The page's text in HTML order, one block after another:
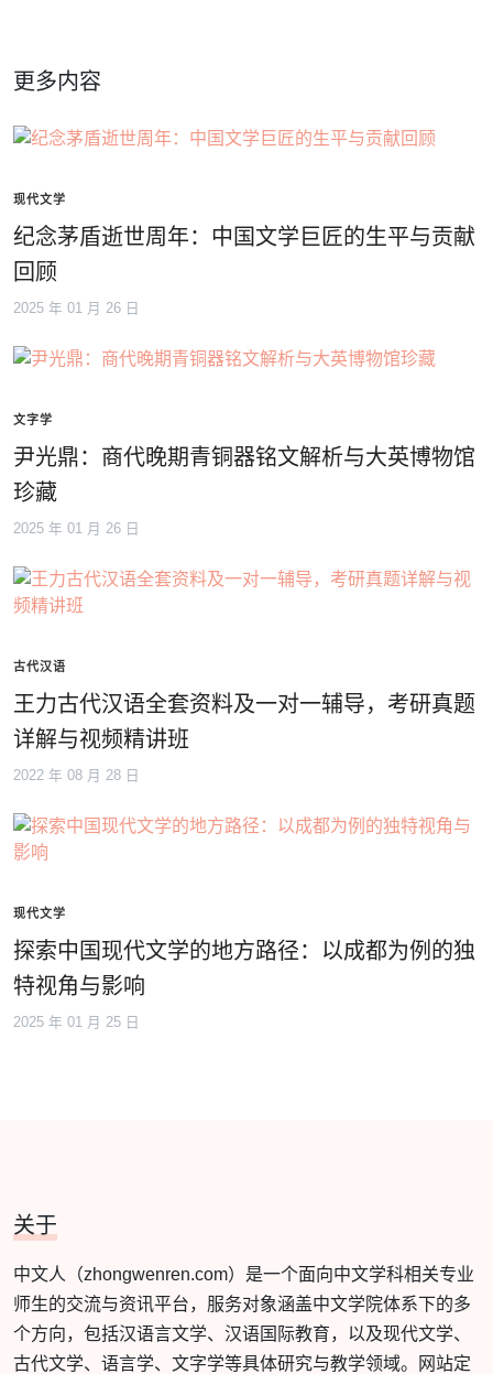
更多内容
现代文学
纪念茅盾逝世周年：中国文学巨匠的生平与贡献
回顾
2025 年 01 月 26 日
文字学
尹光鼎：商代晚期青铜器铭文解析与大英博物馆
珍藏
2025 年 01 月 26 日
古代汉语
王力古代汉语全套资料及一对一辅导，考研真题
详解与视频精讲班
2022 年 08 月 28 日
现代文学
探索中国现代文学的地方路径：以成都为例的独
特视角与影响
2025 年 01 月 25 日
关于
中文人（zhongwenren.com）是一个面向中文学科相关专业
师生的交流与资讯平台，服务对象涵盖中文学院体系下的多
个方向，包括汉语言文学、汉语国际教育，以及现代文学、
古代文学、语言学、文字学等具体研究与教学领域。网站定